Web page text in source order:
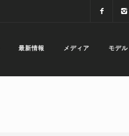
最新情報 メディア モデル